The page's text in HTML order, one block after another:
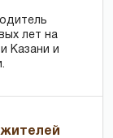
лет на
Казани и